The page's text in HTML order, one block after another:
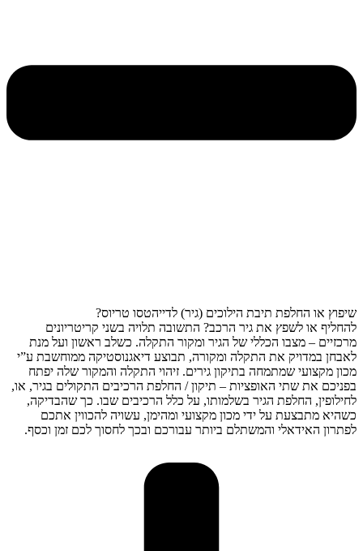
שיפוץ או החלפת תיבת הילוכים (גיר) לדייהטסו טריוס?
להחליף או לשפץ את גיר הרכב? התשובה תלויה בשני קריטריונים
מרכזיים – מצבו הכללי של הגיר ומקור התקלה. כשלב ראשון ועל מנת
לאבחן במדויק את התקלה ומקורה, תבוצע דיאגנוסטיקה ממוחשבת ע”י
מכון מקצועי שמתמחה בתיקון גירים. זיהוי התקלה והמקור שלה יפתח
בפניכם את שתי האופציות – תיקון / החלפת הרכיבים התקולים בגיר, או,
לחילופין, החלפת הגיר בשלמותו, על כלל הרכיבים שבו. כך שהבדיקה,
כשהיא מתבצעת על ידי מכון מקצועי ומהימן, עשויה להכווין אתכם
לפתרון האידאלי והמשתלם ביותר עבורכם ובכך לחסוך לכם זמן וכסף.